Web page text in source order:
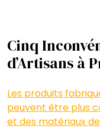
Cinq
d’Artisans à
Les produits
peuvent être plus
et des matériaux